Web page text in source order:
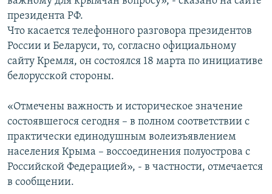
президента РФ.
Что касается телефонного разговора президентов
России и Беларуси, то, согласно официальному
сайту Кремля, он состоялся 18 марта по инициативе
белорусской стороны.
«Отмечены важность и историческое значение
состоявшегося сегодня – в полном соответствии с
практически единодушным волеизъявлением
населения Крыма – воссоединения полуострова с
Российской Федерацией», - в частности, отмечается
в сообщении.